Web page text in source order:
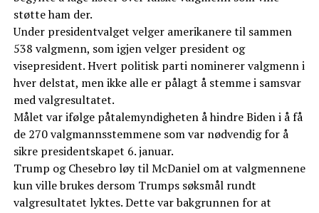
støtte ham der.
Under presidentvalget velger amerikanere til sammen
538 valgmenn, som igjen velger president og
visepresident. Hvert politisk parti nominerer valgmenn i
hver delstat, men ikke alle er pålagt å stemme i samsvar
med valgresultatet.
Målet var ifølge påtalemyndigheten å hindre Biden i å få
de 270 valgmannsstemmene som var nødvendig for å
sikre presidentskapet 6. januar.
Trump og Chesebro løy til McDaniel om at valgmennene
kun ville brukes dersom Trumps søksmål rundt
valgresultatet lyktes. Dette var bakgrunnen for at